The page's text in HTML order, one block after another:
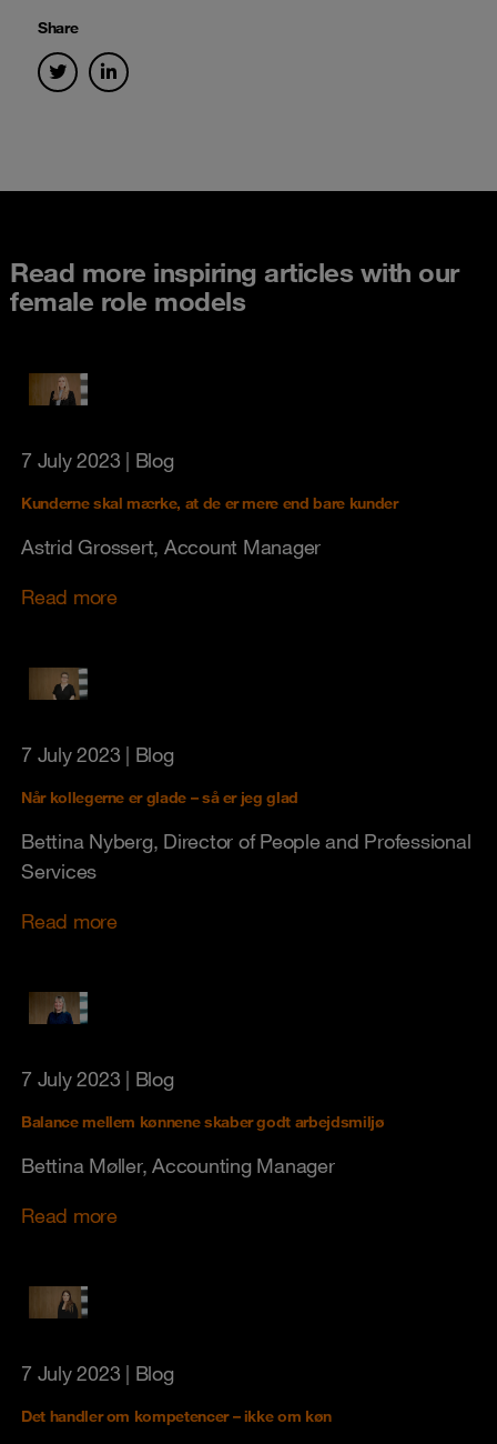
Share
Read more inspiring articles with our
female role models
7 July 2023 | Blog
Kunderne skal mærke, at de er mere end bare kunder
Astrid Grossert, Account Manager
Read more
7 July 2023 | Blog
Når kollegerne er glade – så er jeg glad
Bettina Nyberg, Director of People and Professional
Services
Read more
7 July 2023 | Blog
Balance mellem kønnene skaber godt arbejdsmiljø
Bettina Møller, Accounting Manager
Read more
7 July 2023 | Blog
Det handler om kompetencer – ikke om køn